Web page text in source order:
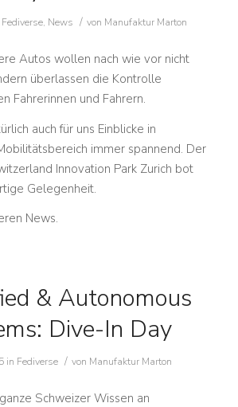
Fediverse, News / von Manufaktur Marton
Autos wollen nach wie vor nicht
überlassen die Kontrolle
Fahrerinnen und Fahrern.
auch für uns Einblicke in
immer spannend. Der
Innovation Park Zurich bot
Gelegenheit.
News.
& Autonomous
Dive-In Day
in Fediverse / von Manufaktur Marton
Schweizer Wissen an